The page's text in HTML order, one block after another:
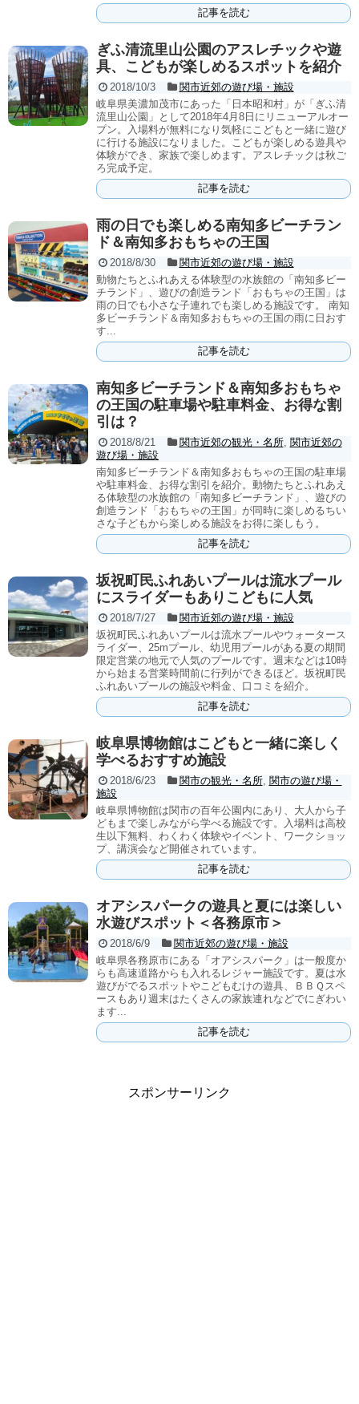
記事を読む
ぎふ清流里山公園のアスレチックや遊
具、こどもが楽しめるスポットを紹介
2018/10/3
関市近郊の遊び場・施設
岐阜県美濃加茂市にあった「日本昭和村」が「ぎふ清
流里山公園」として2018年4月8日にリニューアルオー
プン。入場料が無料になり気軽にこどもと一緒に遊び
に行ける施設になりました。こどもが楽しめる遊具や
体験ができ、家族で楽しめます。アスレチックは秋ご
ろ完成予定。
記事を読む
雨の日でも楽しめる南知多ビーチラン
ド＆南知多おもちゃの王国
2018/8/30
関市近郊の遊び場・施設
動物たちとふれあえる体験型の水族館の「南知多ビー
チランド」、遊びの創造ランド「おもちゃの王国」は
雨の日でも小さな子連れでも楽しめる施設です。 南知
多ビーチランド＆南知多おもちゃの王国の雨に日おす
す...
記事を読む
南知多ビーチランド＆南知多おもちゃ
の王国の駐車場や駐車料金、お得な割
引は？
2018/8/21 関市近郊の観光・名所, 関市近郊の
遊び場・施設
南知多ビーチランド＆南知多おもちゃの王国の駐車場
や駐車料金、お得な割引を紹介。動物たちとふれあえ
る体験型の水族館の「南知多ビーチランド」、遊びの
創造ランド「おもちゃの王国」が同時に楽しめるちい
さな子どもから楽しめる施設をお得に楽しもう。
記事を読む
坂祝町民ふれあいプールは流水プール
にスライダーもありこどもに人気
2018/7/27
関市近郊の遊び場・施設
坂祝町民ふれあいプールは流水プールやウォータース
ライダー、25mプール、幼児用プールがある夏の期間
限定営業の地元で人気のプールです。週末などは10時
から始まる営業時間前に行列ができるほど。坂祝町民
ふれあいプールの施設や料金、口コミを紹介。
記事を読む
岐阜県博物館はこどもと一緒に楽しく
学べるおすすめ施設
2018/6/23 関市の観光・名所, 関市の遊び場・
施設
岐阜県博物館は関市の百年公園内にあり、大人から子
どもまで楽しみながら学べる施設です。入場料は高校
生以下無料、わくわく体験やイベント、ワークショッ
プ、講演会など開催されています。
記事を読む
オアシスパークの遊具と夏には楽しい
水遊びスポット＜各務原市＞
2018/6/9
関市近郊の遊び場・施設
岐阜県各務原市にある「オアシスパーク」は一般度か
らも高速道路からも入れるレジャー施設です。夏は水
遊びがでるスポットやこどもむけの遊具、ＢＢＱスペ
ースもあり週末はたくさんの家族連れなどでにぎわい
ます...
記事を読む
スポンサーリンク